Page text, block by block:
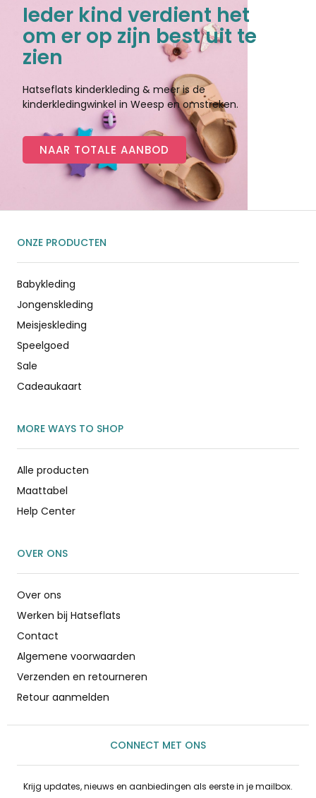
Ieder kind verdient het
om er op zijn best uit te
zien
Hatseflats kinderkleding & meer is de
kinderkledingwinkel in Weesp en omstreken.
NAAR TOTALE AANBOD
ONZE PRODUCTEN
Babykleding
Jongenskleding
Meisjeskleding
Speelgoed
Sale
Cadeaukaart
MORE WAYS TO SHOP
Alle producten
Maattabel
Help Center
OVER ONS
Over ons
Werken bij Hatseflats
Contact
Algemene voorwaarden
Verzenden en retourneren
Retour aanmelden
CONNECT MET ONS
Krijg updates, nieuws en aanbiedingen als eerste in je mailbox.